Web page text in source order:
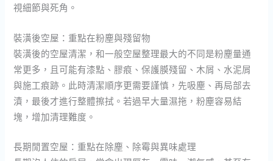
視細節與死角。
裝潢後空屋：重點在粉塵與殘留物
裝潢後的空屋清潔，和一般空屋整理最大的不同是粉塵量通
常更多，且可能有漆點、膠痕、保護膜殘留、木屑、水泥屑
與施工痕跡。此時清潔順序更需要謹慎，先吸塵、再局部去
漬，最後才進行整體擦拭。若過早大量濕拖，粉塵容易結
塊，增加清理難度。
長期閒置空屋：重點在除塵、除霉與異味處理